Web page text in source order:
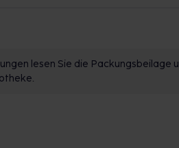
lesen Sie die Packungsbeilage